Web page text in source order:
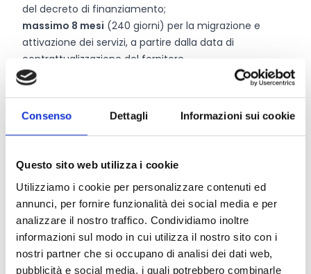
Consenso Dettagli Informazioni sui cookie
Questo sito web utilizza i cookie
Utilizziamo i cookie per personalizzare contenuti ed
annunci, per fornire funzionalità dei social media e per
analizzare il nostro traffico. Condividiamo inoltre
informazioni sul modo in cui utilizza il nostro sito con i
nostri partner che si occupano di analisi dei dati web,
pubblicità e social media, i quali potrebbero combinarle
del decreto di finanziamento;
massimo 8 mesi (240 giorni) per la migrazione e
attivazione dei servizi, a partire dalla data di
contrattualizzazione del fornitore.
Possono partecipare al bando:
leAziende sanitarie locali, leAziende ospedaliere
pubbliche e leAgenzie sanitarie regionali;
leUniversitàe gli Istituti di Istruzione Universitaria
pubblici, gliEntie leIstituzioni di ricerca pubblici
EntieConsorzi per il diritto allo studio, iConsorzi
interuniversitari di ricercae leIstituzioni per l’Alta